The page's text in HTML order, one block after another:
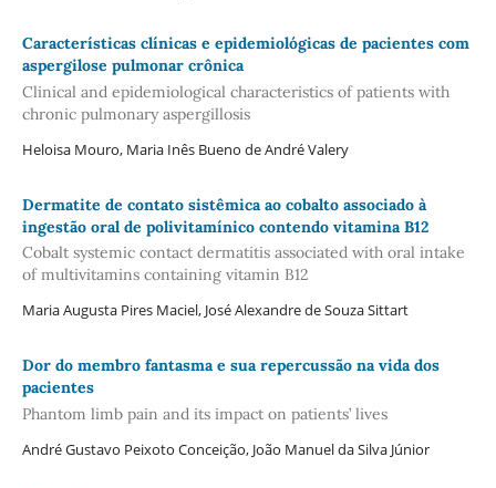
Características clínicas e epidemiológicas de pacientes com
aspergilose pulmonar crônica
Clinical and epidemiological characteristics of patients with
chronic pulmonary aspergillosis
Heloisa Mouro, Maria Inês Bueno de André Valery
Dermatite de contato sistêmica ao cobalto associado à
ingestão oral de polivitamínico contendo vitamina B12
Cobalt systemic contact dermatitis associated with oral intake
of multivitamins containing vitamin B12
Maria Augusta Pires Maciel, José Alexandre de Souza Sittart
Dor do membro fantasma e sua repercussão na vida dos
pacientes
Phantom limb pain and its impact on patients’ lives
André Gustavo Peixoto Conceição, João Manuel da Silva Júnior